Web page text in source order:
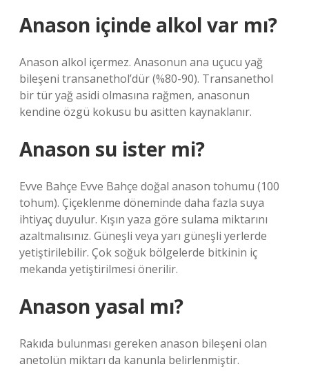
Anason içinde alkol var mı?
Anason alkol içermez. Anasonun ana uçucu yağ
bileşeni transanethol’dür (%80-90). Transanethol
bir tür yağ asidi olmasına rağmen, anasonun
kendine özgü kokusu bu asitten kaynaklanır.
Anason su ister mi?
Evve Bahçe Evve Bahçe doğal anason tohumu (100
tohum). Çiçeklenme döneminde daha fazla suya
ihtiyaç duyulur. Kışın yaza göre sulama miktarını
azaltmalısınız. Güneşli veya yarı güneşli yerlerde
yetiştirilebilir. Çok soğuk bölgelerde bitkinin iç
mekanda yetiştirilmesi önerilir.
Anason yasal mı?
Rakıda bulunması gereken anason bileşeni olan
anetolün miktarı da kanunla belirlenmiştir.